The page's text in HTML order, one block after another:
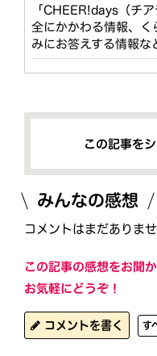
「CHEER!days（チ
全にかかわる情報、く
みにお答えする情報な
この記事を
みんなの感想
コメントはまだありま
この記事の感想をお聞
お気軽にどうぞ！
コメントを書く す